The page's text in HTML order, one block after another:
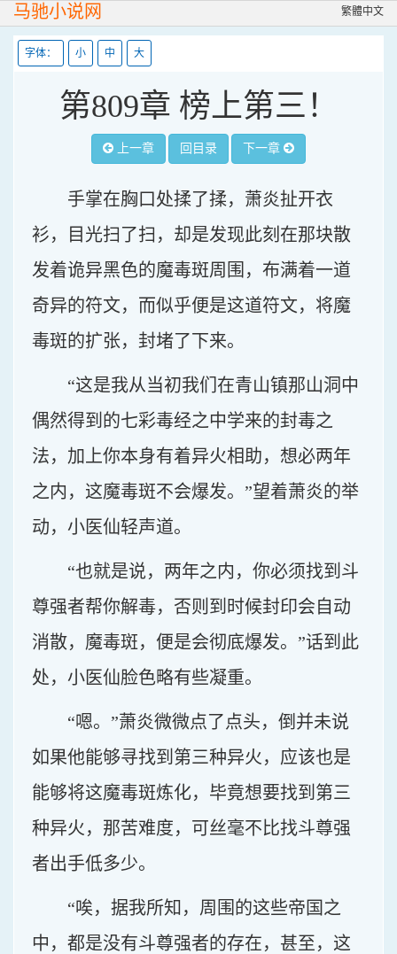
马驰小说网 繁體中文
字体： 小 中 大
第809章 榜上第三！
上一章 回目录 下一章
手掌在胸口处揉了揉，萧炎扯开衣
衫，目光扫了扫，却是发现此刻在那块散
发着诡异黑色的魔毒斑周围，布满着一道
奇异的符文，而似乎便是这道符文，将魔
毒斑的扩张，封堵了下来。
“这是我从当初我们在青山镇那山洞中
偶然得到的七彩毒经之中学来的封毒之
法，加上你本身有着异火相助，想必两年
之内，这魔毒斑不会爆发。”望着萧炎的举
动，小医仙轻声道。
“也就是说，两年之内，你必须找到斗
尊强者帮你解毒，否则到时候封印会自动
消散，魔毒斑，便是会彻底爆发。”话到此
处，小医仙脸色略有些凝重。
“嗯。”萧炎微微点了点头，倒并未说
如果他能够寻找到第三种异火，应该也是
能够将这魔毒斑炼化，毕竟想要找到第三
种异火，那苦难度，可丝毫不比找斗尊强
者出手低多少。
“唉，据我所知，周围的这些帝国之
中，都是没有斗尊强者的存在，甚至，这